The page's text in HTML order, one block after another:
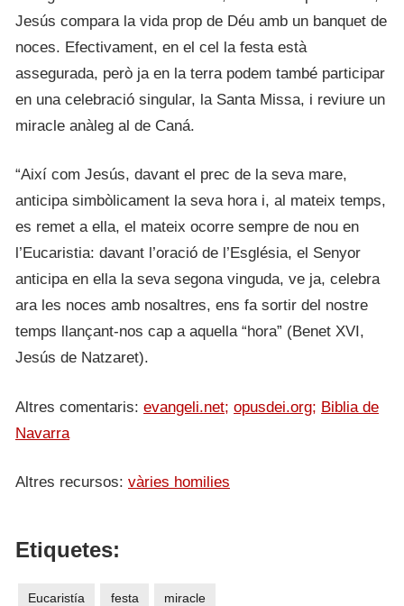
Jesús compara la vida prop de Déu amb un banquet de
noces. Efectivament, en el cel la festa està
assegurada, però ja en la terra podem també participar
en una celebració singular, la Santa Missa, i reviure un
miracle anàleg al de Caná.
“Així com Jesús, davant el prec de la seva mare,
anticipa simbòlicament la seva hora i, al mateix temps,
es remet a ella, el mateix ocorre sempre de nou en
l’Eucaristia: davant l’oració de l’Església, el Senyor
anticipa en ella la seva segona vinguda, ve ja, celebra
ara les noces amb nosaltres, ens fa sortir del nostre
temps llançant-nos cap a aquella “hora” (Benet XVI,
Jesús de Natzaret).
Altres comentaris: evangeli.net; opusdei.org; Biblia de
Navarra
Altres recursos: vàries homilies
Etiquetes:
Eucaristía festa miracle